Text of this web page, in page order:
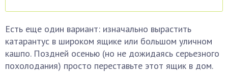
Есть еще один вариант: изначально вырастить
катарантус в широком ящике или большом уличном
кашпо. Поздней осенью (но не дожидаясь серьезного
похолодания) просто переставьте этот ящик в дом.